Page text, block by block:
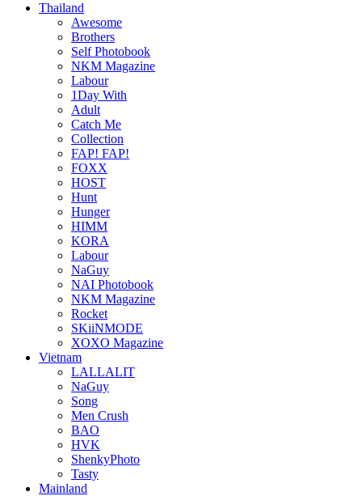
Thailand
Awesome
Brothers
Self Photobook
NKM Magazine
Labour
1Day With
Adult
Catch Me
Collection
FAP! FAP!
FOXX
HOST
Hunt
Hunger
HIMM
KORA
Labour
NaGuy
NAI Photobook
NKM Magazine
Rocket
SKiiNMODE
XOXO Magazine
Vietnam
LALLALIT
NaGuy
Song
Men Crush
BAO
HVK
ShenkyPhoto
Tasty
Mainland